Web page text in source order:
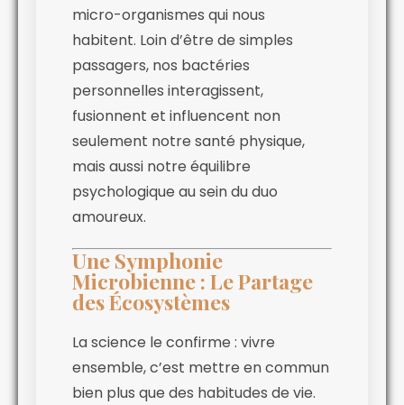
micro-organismes qui nous
habitent. Loin d’être de simples
passagers, nos bactéries
personnelles interagissent,
fusionnent et influencent non
seulement notre santé physique,
mais aussi notre équilibre
psychologique au sein du duo
amoureux.
Une Symphonie
Microbienne : Le Partage
des Écosystèmes
La science le confirme : vivre
ensemble, c’est mettre en commun
bien plus que des habitudes de vie.